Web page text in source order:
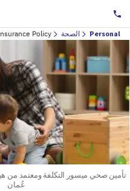
Personal الصحة Policy
تأمين صحي ميسور التكلفة ومعتمد من
عُمان